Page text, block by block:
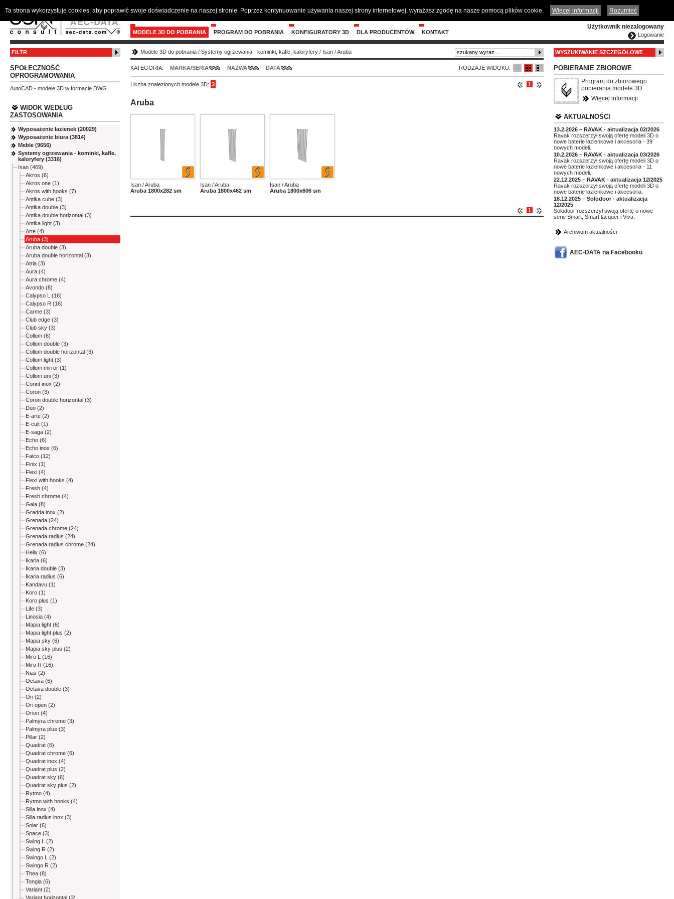
ČESKY ENGLISH DEUTSCH
Użytkownik niezalogowany
Logowanie
MODELE 3D DO POBRANIA PROGRAM DO POBRANIA KONFIGURATORY 3D DLA PRODUCENTÓW KONTAKT
FILTR
SPOŁECZNOŚĆ
OPROGRAMOWANIA
AutoCAD - modele 3D w formacie DWG
WIDOK WEDŁUG
ZASTOSOWANIA
Wyposażenie łazienek (20029)
Wyposażenie biura (3814)
Meble (9656)
Systemy ogrzewania - kominki, kafle,
kaloryfery (3316)
Isan (469)
Akros (6)
Akros one (1)
Akros with hooks (7)
Antika cube (3)
Antika double (3)
Antika double horizontal (3)
Antika light (3)
Arte (4)
Aruba (3)
Aruba double (3)
Aruba double horizontal (3)
Atria (3)
Aura (4)
Aura chrome (4)
Avondo (8)
Calypso L (16)
Calypso R (16)
Carme (3)
Club edge (3)
Club sky (3)
Collom (6)
Collom double (3)
Collom double horizontal (3)
Collom light (3)
Collom mirror (1)
Collom uni (3)
Corint inox (2)
Coron (3)
Coron double horizontal (3)
Duo (2)
E-arte (2)
E-cult (1)
E-saga (2)
Echo (6)
Echo inox (6)
Falco (12)
Finix (1)
Flexi (4)
Flexi with hooks (4)
Fresh (4)
Fresh chrome (4)
Gala (8)
Gradda inox (2)
Grenada (24)
Grenada chrome (24)
Grenada radius (24)
Grenada radius chrome (24)
Helix (6)
Ikaria (6)
Ikaria double (3)
Ikaria radius (6)
Kandavu (1)
Koro (1)
Koro plus (1)
Life (3)
Linosia (4)
Mapia light (6)
Mapia light plus (2)
Mapia sky (6)
Mapia sky plus (2)
Miro L (16)
Miro R (16)
Nias (2)
Octava (6)
Octava double (3)
Ori (2)
Ori open (2)
Orion (4)
Palmyra chrome (3)
Palmyra plus (3)
Pillar (2)
Quadrat (6)
Quadrat chrome (6)
Quadrat inox (4)
Quadrat plus (2)
Quadrat sky (6)
Quadrat sky plus (2)
Rytmo (4)
Rytmo with hooks (4)
Silla inox (4)
Silla radius inox (3)
Solar (6)
Space (3)
Swing L (2)
Swing R (2)
Swingo L (2)
Swingo R (2)
Thea (8)
Tongia (6)
Variant (2)
Variant horizontal (3)
Modele 3D do pobrania / Systemy ogrzewania - kominki, kafle, kaloryfery / Isan /Aruba
RODZAJE WIDOKU:
KATEGORIA: MARKA/SERIA NAZWA DATA
1
Liczba znalezionych modele 3D: 3
Aruba
Isan / Aruba
Aruba 1800x282 sm
Isan / Aruba
Aruba 1800x462 sm
Isan / Aruba
Aruba 1800x606 sm
1
WYSZUKIWANIE SZCZEGÓŁOWE
POBIERANIE ZBIOROWE
Program do zbiorowego
pobierania modele 3D
Więcej informacji
AKTUALNOŚCI
13.2.2026 – RAVAK - aktualizacja 02/2026
Ravak rozszerzył swoją ofertę modeli 3D o
nowe baterie łazienkowe i akcesoria - 39
nowych modeli.
10.2.2026 – RAVAK - aktualizacja 03/2026
Ravak rozszerzył swoją ofertę modeli 3D o
nowe baterie łazienkowe i akcesoria - 11
nowych modeli.
22.12.2025 – RAVAK - aktualizacja 12/2025
Ravak rozszerzył swoją ofertę modeli 3D o
nowe baterie łazienkowe i akcesoria.
18.12.2025 – Solodoor - aktualizacja
12/2025
Solodoor rozszerzył swoją ofertę o nowe
serie Smart, Smart lacquer i Viva.
Archiwum aktualności
AEC-DATA na Facebooku
Ta strona wykorzystuje cookies, aby poprawić swoje doświadczenie na naszej stronie. Poprzez kontynuowanie używania naszej strony internetowej, wyrażasz zgodę na nasze pomocą plików cookie. Więcej informacji Rozumieć